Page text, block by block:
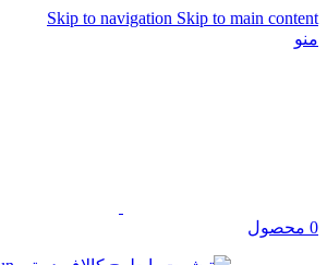
Skip to navigation Skip to main content
منو
0 محصول